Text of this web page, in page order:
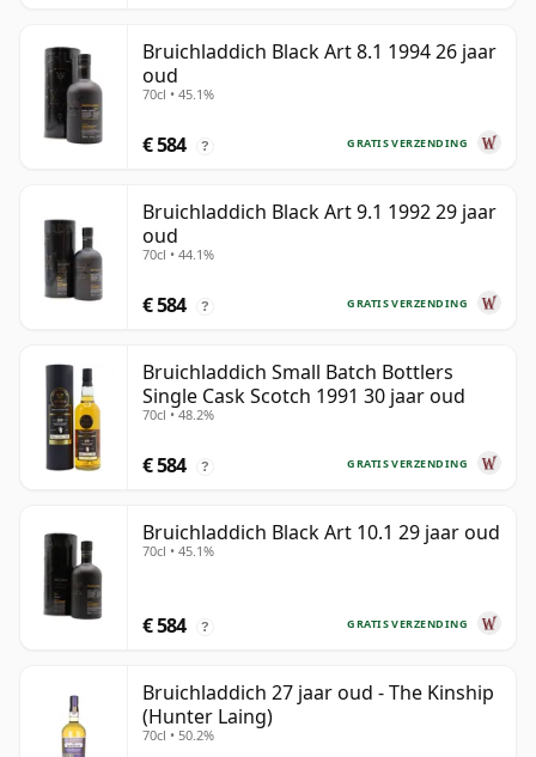
Bruichladdich Black Art 8.1 1994 26 jaar
oud
70cl • 45.1%
GRATIS VERZENDING
€ 584 ?
Bruichladdich Black Art 9.1 1992 29 jaar
oud
70cl • 44.1%
GRATIS VERZENDING
€ 584 ?
Bruichladdich Small Batch Bottlers
Single Cask Scotch 1991 30 jaar oud
70cl • 48.2%
GRATIS VERZENDING
€ 584 ?
Bruichladdich Black Art 10.1 29 jaar oud
70cl • 45.1%
GRATIS VERZENDING
€ 584 ?
Bruichladdich 27 jaar oud - The Kinship
(Hunter Laing)
70cl • 50.2%